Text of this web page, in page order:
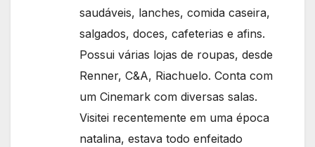
saudáveis, lanches, comida caseira,
salgados, doces, cafeterias e afins.
Possui várias lojas de roupas, desde
Renner, C&A, Riachuelo. Conta com
um Cinemark com diversas salas.
Visitei recentemente em uma época
natalina, estava todo enfeitado